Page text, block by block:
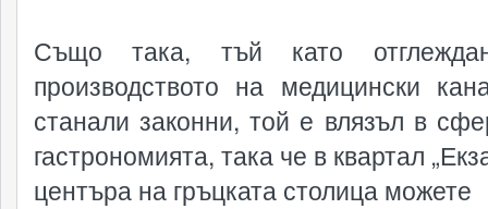
Също така, тъй като
производството на медицински
станали законни, той е влязъл в
гастрономията, така че в квартал
центъра на гръцката столица можете